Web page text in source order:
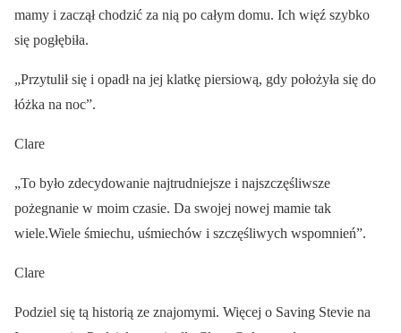
mamy i zaczął chodzić za nią po całym domu. Ich więź szybko
się pogłębiła.
„Przytulił się i opadł na jej klatkę piersiową, gdy położyła się do
łóżka na noc”.
Clare
„To było zdecydowanie najtrudniejsze i najszczęśliwsze
pożegnanie w moim czasie. Da swojej nowej mamie tak
wiele.Wiele śmiechu, uśmiechów i szczęśliwych wspomnień”.
Clare
Podziel się tą historią ze znajomymi. Więcej o Saving Stevie na